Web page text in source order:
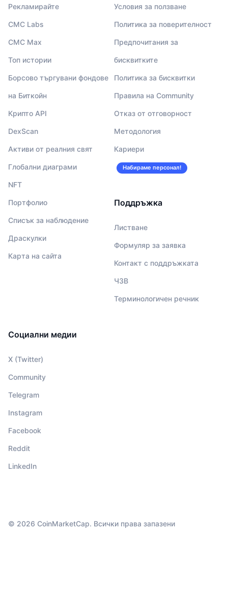
Рекламирайте
CMC Labs
CMC Max
Топ истории
Борсово търгувани фондове
на Биткойн
Крипто API
DexScan
Активи от реалния свят
Глобални диаграми
NFT
Портфолио
Списък за наблюдение
Драскулки
Карта на сайта
Условия за ползване
Политика за поверителност
Предпочитания за
бисквитките
Политика за бисквитки
Правила на Community
Отказ от отговорност
Методология
Кариери
Набираме персонал!
Поддръжка
Листване
Формуляр за заявка
Контакт с поддръжката
ЧЗВ
Терминологичен речник
Социални медии
X (Twitter)
Community
Telegram
Instagram
Facebook
Reddit
LinkedIn
© 2026 CoinMarketCap. Всички права запазени